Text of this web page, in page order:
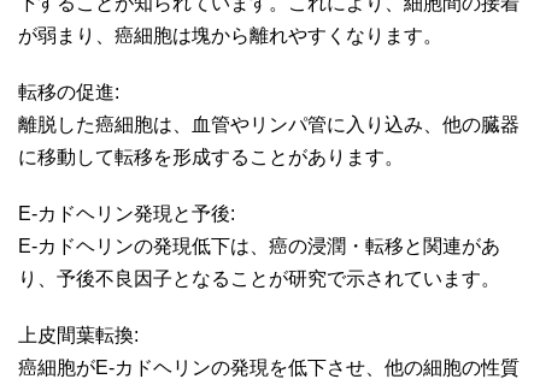
が弱まり、癌細胞は塊から離れやすくなります。
転移の促進:
離脱した癌細胞は、血管やリンパ管に入り込み、他の臓器
に移動して転移を形成することがあります。
E-カドヘリン発現と予後:
E-カドヘリンの発現低下は、癌の浸潤・転移と関連があ
り、予後不良因子となることが研究で示されています。
上皮間葉転換:
癌細胞がE-カドヘリンの発現を低下させ、他の細胞の性質